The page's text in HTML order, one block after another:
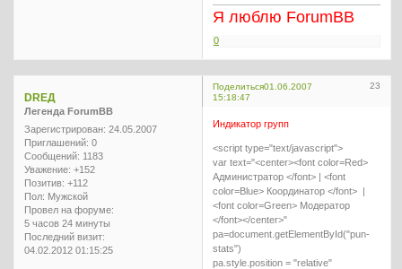
Я люблю ForumBB
0
Поделиться 23
01.06.2007
15:18:47
DREД
Легенда ForumBB
Зарегистрирован: 24.05.2007
Приглашений: 0
Сообщений: 1183
Уважение: +152
Позитив: +112
Пол: Мужской
Провел на форуме:
5 часов 24 минуты
Последний визит:
04.02.2012 01:15:25
Индикатор групп
<script type="text/javascript">
var text="<center><font color=Red>
Администратор </font> | <font
color=Blue> Координатор </font> |
<font color=Green> Модератор
</font></center>"
pa=document.getElementById("pun-
stats")
pa.style.position = "relative"